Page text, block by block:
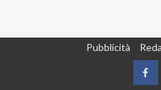
Pubblicità